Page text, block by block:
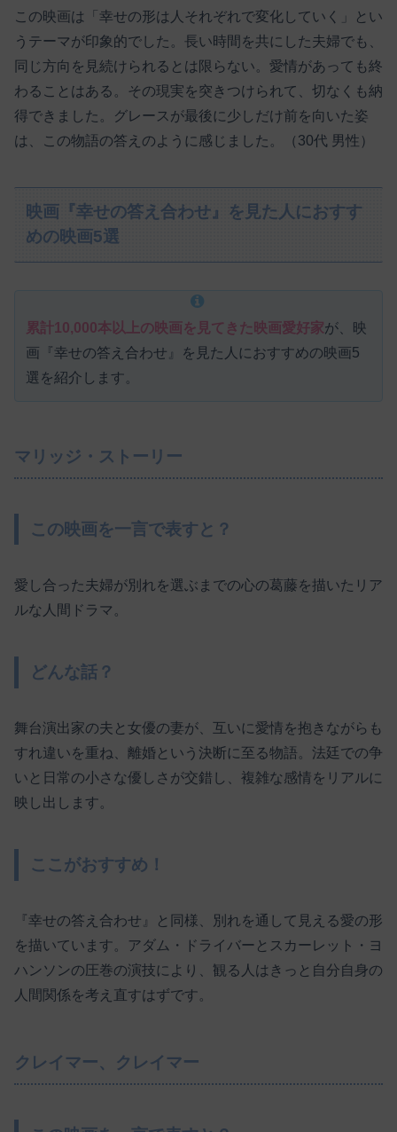
この映画は「幸せの形は人それぞれで変化していく」とい
うテーマが印象的でした。長い時間を共にした夫婦でも、
同じ方向を見続けられるとは限らない。愛情があっても終
わることはある。その現実を突きつけられて、切なくも納
得できました。グレースが最後に少しだけ前を向いた姿
は、この物語の答えのように感じました。（30代 男性）
映画『幸せの答え合わせ』を見た人におすす
めの映画5選
累計10,000本以上の映画を見てきた映画愛好家が、映
画『幸せの答え合わせ』を見た人におすすめの映画5
選を紹介します。
マリッジ・ストーリー
この映画を一言で表すと？
愛し合った夫婦が別れを選ぶまでの心の葛藤を描いたリア
ルな人間ドラマ。
どんな話？
舞台演出家の夫と女優の妻が、互いに愛情を抱きながらも
すれ違いを重ね、離婚という決断に至る物語。法廷での争
いと日常の小さな優しさが交錯し、複雑な感情をリアルに
映し出します。
ここがおすすめ！
『幸せの答え合わせ』と同様、別れを通して見える愛の形
を描いています。アダム・ドライバーとスカーレット・ヨ
ハンソンの圧巻の演技により、観る人はきっと自分自身の
人間関係を考え直すはずです。
クレイマー、クレイマー